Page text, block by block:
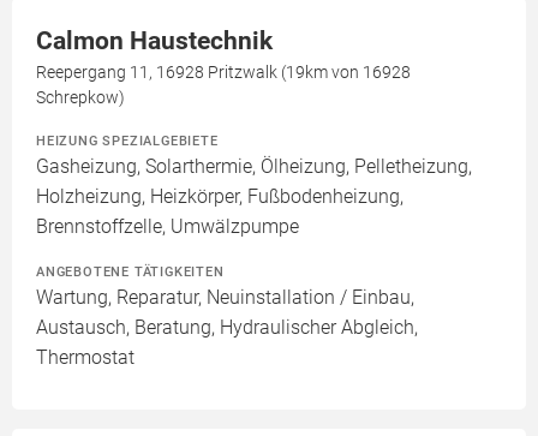
Calmon Haustechnik
Reepergang 11, 16928 Pritzwalk (19km von 16928
Schrepkow)
HEIZUNG SPEZIALGEBIETE
Gasheizung, Solarthermie, Ölheizung, Pelletheizung,
Holzheizung, Heizkörper, Fußbodenheizung,
Brennstoffzelle, Umwälzpumpe
ANGEBOTENE TÄTIGKEITEN
Wartung, Reparatur, Neuinstallation / Einbau,
Austausch, Beratung, Hydraulischer Abgleich,
Thermostat